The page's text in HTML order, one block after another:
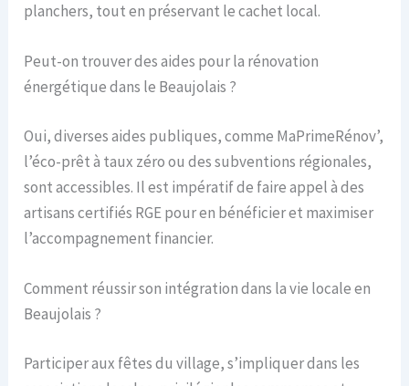
planchers, tout en préservant le cachet local.
Peut-on trouver des aides pour la rénovation
énergétique dans le Beaujolais ?
Oui, diverses aides publiques, comme MaPrimeRénov’,
l’éco-prêt à taux zéro ou des subventions régionales,
sont accessibles. Il est impératif de faire appel à des
artisans certifiés RGE pour en bénéficier et maximiser
l’accompagnement financier.
Comment réussir son intégration dans la vie locale en
Beaujolais ?
Participer aux fêtes du village, s’impliquer dans les